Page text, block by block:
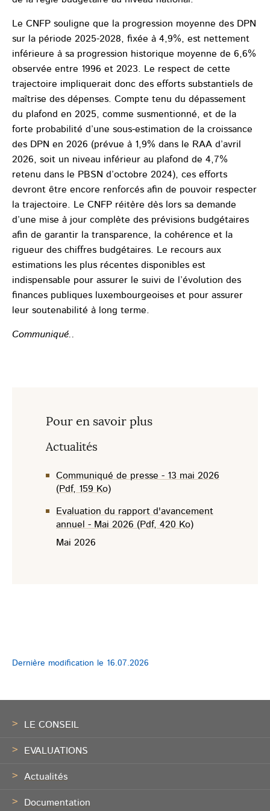
Le CNFP souligne que la progression moyenne des DPN
sur la période 2025-2028, fixée à 4,9%, est nettement
inférieure à sa progression historique moyenne de 6,6%
observée entre 1996 et 2023. Le respect de cette
trajectoire impliquerait donc des efforts substantiels de
maîtrise des dépenses. Compte tenu du dépassement
du plafond en 2025, comme susmentionné, et de la
forte probabilité d’une sous-estimation de la croissance
des DPN en 2026 (prévue à 1,9% dans le RAA d’avril
2026, soit un niveau inférieur au plafond de 4,7%
retenu dans le PBSN d’octobre 2024), ces efforts
devront être encore renforcés afin de pouvoir respecter
la trajectoire. Le CNFP réitère dès lors sa demande
d’une mise à jour complète des prévisions budgétaires
afin de garantir la transparence, la cohérence et la
rigueur des chiffres budgétaires. Le recours aux
estimations les plus récentes disponibles est
indispensable pour assurer le suivi de l’évolution des
finances publiques luxembourgeoises et pour assurer
leur soutenabilité à long terme.
Communiqué..
Pour en savoir plus
Actualités
Communiqué de presse - 13 mai 2026
(Pdf, 159 Ko)
Evaluation du rapport d'avancement
annuel - Mai 2026 (Pdf, 420 Ko)
Mai 2026
Dernière modification le 16.07.2026
de
LE CONSEIL
EVALUATIONS
Actualités
Documentation